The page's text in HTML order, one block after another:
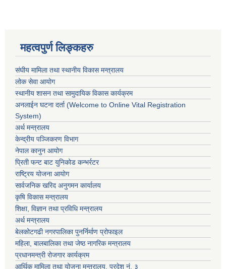
महत्वपुर्ण लिङ्कहरु
संघीय मामिला तथा स्थानीय विकास मन्त्रालय
लोक सेवा आयोग
स्थानीय शासन तथा सामुदायिक विकास कार्यक्रम
अनलाईन घटना दर्ता (Welcome to Online Vital Registration
System)
अर्थ मन्त्रालय
केन्द्रीय पञ्जिकरण विभाग
नेपाल कानुन आयोग
प्रिती फन्ट बाट युनिकोड कन्भर्रटर
राष्ट्रिय योजना आयोग
सार्वजनिक खरिद अनुगमन कार्यालय
कृषि विकास मन्त्रालय
शिक्षा, विज्ञान तथा प्रविधि मन्त्रालय
अर्थ मन्त्रालय
बेलकोटगढी नगरपालिका पुनर्निर्माण प्रोफाइल
महिला, बालबालिका तथा जेष्ठ नागरिक मन्त्रालय
प्रधानमन्त्री रोजगार कार्यक्रम
आर्थिक मामिला तथा योजना मन्त्रालय, प्रदेश नं. ३